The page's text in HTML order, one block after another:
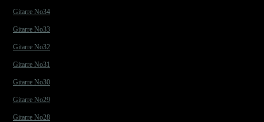
Gitarre No34
Gitarre No33
Gitarre No32
Gitarre No31
Gitarre No30
Gitarre No29
Gitarre No28